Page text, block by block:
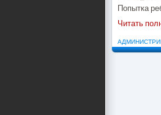
Попытка
Читать